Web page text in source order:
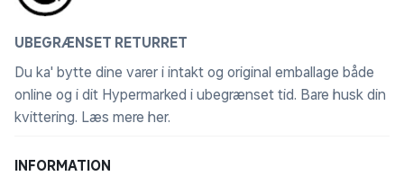
UBEGRÆNSET RETURRET
Du ka' bytte dine varer i intakt og original emballage både
online og i dit Hypermarked i ubegrænset tid. Bare husk din
kvittering. Læs mere her.
INFORMATION